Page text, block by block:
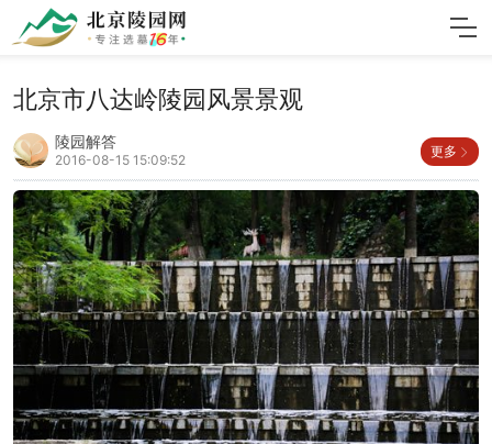
北京市八达岭陵园风景景观
陵园解答
2016-08-15 15:09:52
更多